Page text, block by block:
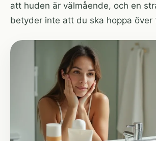
att huden är välmående, och en
betyder inte att du ska hoppa över